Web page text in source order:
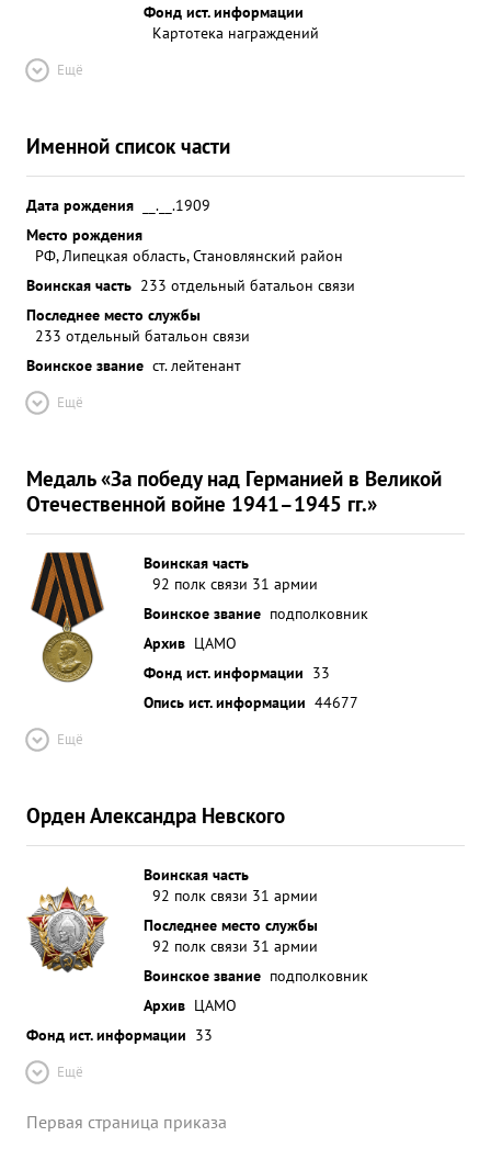
Фонд ист. информации
Картотека награждений
Ещё
Именной список части
Дата рождения
__.__.1909
Место рождения
РФ, Липецкая область, Становлянский район
Воинская часть 233 отдельный батальон связи
Последнее место службы
233 отдельный батальон связи
Воинское звание ст. лейтенант
Ещё
Медаль «За победу над Германией в Великой
Отечественной войне 1941–1945 гг.»
Воинская часть
92 полк связи 31 армии
Воинское звание подполковник
Архив ЦАМО
Фонд ист. информации 33
Опись ист. информации 44677
Ещё
Орден Александра Невского
Воинская часть
92 полк связи 31 армии
Последнее место службы
92 полк связи 31 армии
Воинское звание подполковник
Архив ЦАМО
Фонд ист. информации 33
Ещё
Первая страница приказа